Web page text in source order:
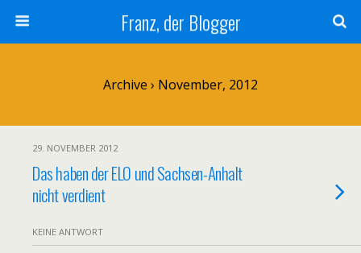
Franz, der Blogger
Archive › November, 2012
29. NOVEMBER 2012
Das haben der ELO und Sachsen-Anhalt
nicht verdient
KEINE ANTWORT